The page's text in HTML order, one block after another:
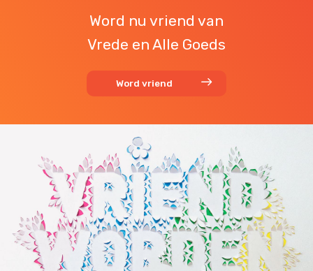
Word nu vriend van
Vrede en Alle Goeds
Word vriend